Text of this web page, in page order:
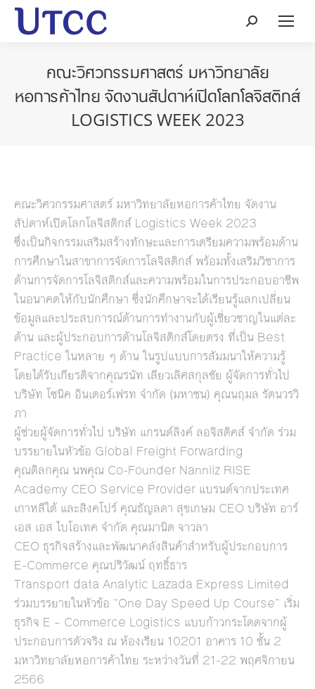
Search:
คณะวิศวกรรมศาสตร์ มหาวิทยาลัย
หอการค้าไทย จัดงานสัปดาห์เปิดโลกโลจิสติกส์
LOGISTICS WEEK 2023
คณะวิศวกรรมศาสตร์ มหาวิทยาลัยหอการค้าไทย จัดงาน
สัปดาห์เปิดโลกโลจิสติกส์ Logistics Week 2023
ซึ่งเป็นกิจกรรมเสริมสร้างทักษะและการเตรียมความพร้อมด้าน
การศึกษาในสาขาการจัดการโลจิสติกส์ พร้อมทั้งเสริมวิชาการ
ด้านการจัดการโลจิสติกส์และความพร้อมในการประกอบอาชีพ
ในอนาคตให้กับนักศึกษา ซึ่งนักศึกษาจะได้เรียนรู้แลกเปลี่ยน
ข้อมูลและประสบการณ์ด้านการทำงานกับผู้เชี่ยวชาญในแต่ละ
ด้าน และผู้ประกอบการด้านโลจิสติกส์โดยตรง ที่เป็น Best
Practice ในหลาย ๆ ด้าน ในรูปแบบการสัมมนาให้ความรู้
โดยได้รับเกียรติจากคุณรนัท เลียวเลิศสกุลชัย ผู้จัดการทั่วไป
บริษัท โซนิค อินเตอร์เฟรท จำกัด (มหาชน) คุณนฤมล รัตนวรวิ
ภา
ผู้ช่วยผู้จัดการทั่วไป บริษัท แกรนด์ลิงค์ ลอจิสติคส์ จำกัด ร่วม
บรรยายในหัวข้อ Global Freight Forwarding
คุณดิลกคุณ นพคุณ Co-Founder Nanniiz RISE
Academy CEO Service Provider แบรนด์จากประเทศ
เกาหลีใต้ และสิงคโปร์ คุณธัญลดา สุขเกษม CEO บริษัท อาร์
เอส เอส ไบโอเทค จำกัด คุณมานิต จาวลา
CEO ธุรกิจสร้างและพัฒนาคลังสินค้าสำหรับผู้ประกอบการ
E-Commerce คุณปริวัฒน์ ฤทธิ์ธาร
Transport data Analytic Lazada Express Limited
ร่วมบรรยายในหัวข้อ “One Day Speed Up Course” เริ่ม
ธุรกิจ E – Commerce Logistics แบบก้าวกระโดดจากผู้
ประกอบการตัวจริง ณ ห้องเรียน 10201 อาคาร 10 ชั้น 2
มหาวิทยาลัยหอการค้าไทย ระหว่างวันที่ 21-22 พฤศจิกายน
2566